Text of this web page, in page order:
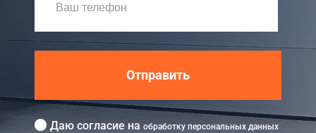
Отправить
Даю согласие на обработку персональных данных